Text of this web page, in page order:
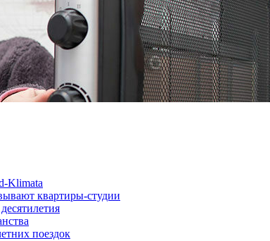
Klimata
квартиры-студии
поездок